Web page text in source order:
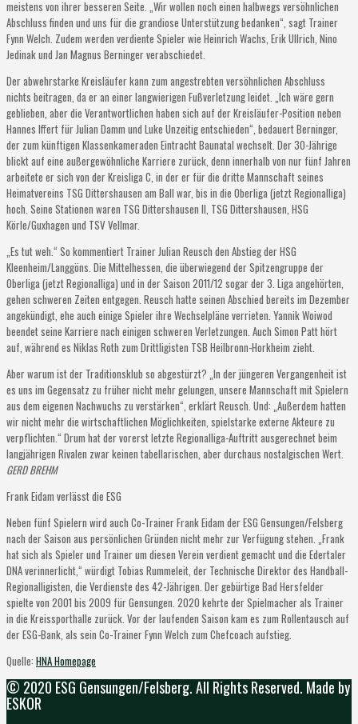
meistens von ihrer besseren Seite. „Wir wollen noch einen halbwegs versöhnlichen
Abschluss finden und uns für die grandiose Unterstützung bedanken“, sagt Trainer
Fynn Welch. Zudem werden verdiente Spieler wie Heinrich Wachs, Erik Ullrich, Nino
Jedinak und Jan Magnus Berninger verabschiedet.
Der abwehrstarke Kreisläufer kann zum angestrebten versöhnlichen Abschluss
nichts beitragen, da er an einer langwierigen Fußverletzung leidet. „Ich wäre gern
geblieben, aber die Verantwortlichen haben sich auf der Kreisläufer-Position neben
Hannes Iffert für Julian Damm und Luke Unzeitig entschieden“, bedauert Berninger,
der zum künftigen Klassenkameraden Eintracht Baunatal wechselt. Der 30-Jährige
blickt auf eine außergewöhnliche Karriere zurück, denn innerhalb von nur fünf Jahren
arbeitete er sich von der Kreisliga C, in der er für die dritte Mannschaft seines
Heimatvereins TSG Dittershausen am Ball war, bis in die Oberliga (jetzt Regionalliga)
hoch. Seine Stationen waren TSG Dittershausen II, TSG Dittershausen, HSG
Körle/Guxhagen und TSV Vellmar.
„Es tut weh.“ So kommentiert Trainer Julian Reusch den Abstieg der HSG
Kleenheim/Langgöns. Die Mittelhessen, die überwiegend der Spitzengruppe der
Oberliga (jetzt Regionalliga) und in der Saison 2011/12 sogar der 3. Liga angehörten,
gehen schweren Zeiten entgegen. Reusch hatte seinen Abschied bereits im Dezember
angekündigt, ehe auch einige Spieler ihre Wechselpläne verrieten. Yannik Woiwod
beendet seine Karriere nach einigen schweren Verletzungen. Auch Simon Patt hört
auf, während es Niklas Roth zum Drittligisten TSB Heilbronn-Horkheim zieht.
Aber warum ist der Traditionsklub so abgestürzt? „In der jüngeren Vergangenheit ist
es uns im Gegensatz zu früher nicht mehr gelungen, unsere Mannschaft mit Spielern
aus dem eigenen Nachwuchs zu verstärken“, erklärt Reusch. Und: „Außerdem hatten
wir nicht mehr die wirtschaftlichen Möglichkeiten, spielstarke externe Akteure zu
verpflichten.“ Drum hat der vorerst letzte Regionalliga-Auftritt ausgerechnet beim
langjährigen Rivalen zwar keinen tabellarischen, aber durchaus nostalgischen Wert.
GERD BREHM
Frank Eidam verlässt die ESG
Neben fünf Spielern wird auch Co-Trainer Frank Eidam der ESG Gensungen/Felsberg
nach der Saison aus persönlichen Gründen nicht mehr zur Verfügung stehen. „Frank
hat sich als Spieler und Trainer um diesen Verein verdient gemacht und die Edertaler
DNA verinnerlicht,“ würdigt Tobias Rummeleit, der Technische Direktor des Handball-
Regionalligisten, die Verdienste des 42-Jährigen. Der gebürtige Bad Hersfelder
spielte von 2001 bis 2009 für Gensungen. 2020 kehrte der Spielmacher als Trainer
in die Kreissporthalle zurück. Vor der laufenden Saison kam es zum Rollentausch auf
der ESG-Bank, als sein Co-Trainer Fynn Welch zum Chefcoach aufstieg.
Quelle: HNA Homepage
© 2020 ESG Gensungen/Felsberg. All Rights Reserved. Made by
ESKOR